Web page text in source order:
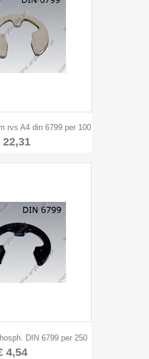
rvs A4 din 6799 per 100
22,31
DIN 6799 per 250
4,54